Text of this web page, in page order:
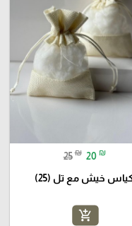
25 ₪ 20 ₪
خيش مع تل (25)
add_shopping_cart